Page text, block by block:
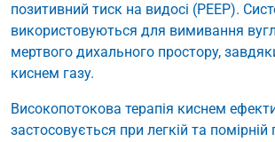
позитивний тиск на видосі (PEEP).
використовуються для вимивання
мертвого дихального простору,
киснем газу.
Високопотокова терапія киснем
застосовується при легкій та помірній